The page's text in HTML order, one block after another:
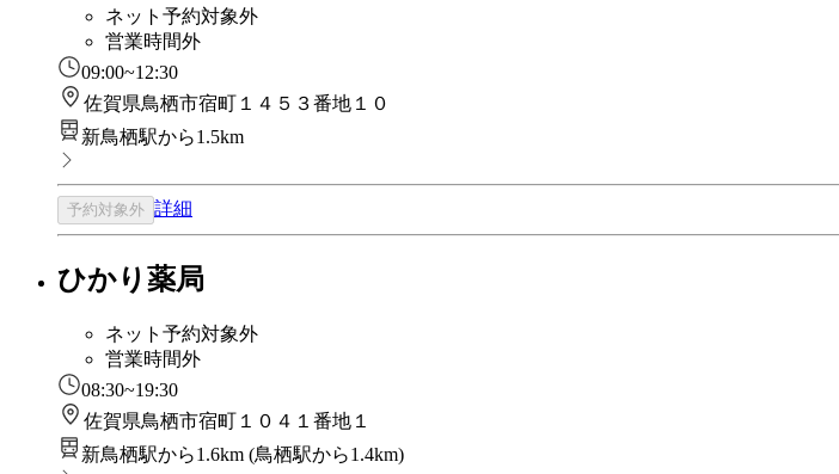
ネット予約対象外
営業時間外
09:00~12:30
佐賀県鳥栖市宿町１４５３番地１０
新鳥栖駅から1.5km
予約対象外 詳細
ひかり薬局
ネット予約対象外
営業時間外
08:30~19:30
佐賀県鳥栖市宿町１０４１番地１
新鳥栖駅から1.6km (鳥栖駅から1.4km)